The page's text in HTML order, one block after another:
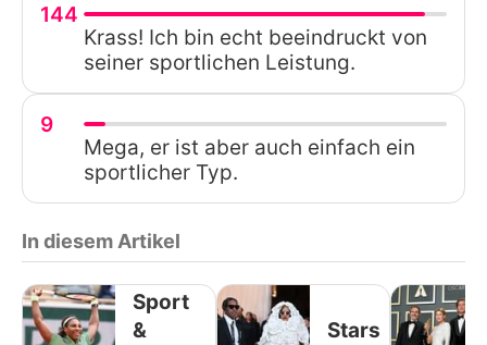
144
Krass! Ich bin echt beeindruckt von
seiner sportlichen Leistung.
9
Mega, er ist aber auch einfach ein
sportlicher Typ.
In diesem Artikel
Sport
&
Stars